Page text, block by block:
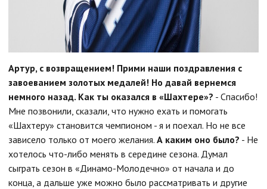
Артур, с возвращением! Прими наши поздравления с
завоеванием золотых медалей! Но давай вернемся
немного назад. Как ты оказался в «Шахтере»? - Спасибо!
Мне позвонили, сказали, что нужно ехать и помогать
«Шахтеру» становится чемпионом - я и поехал. Но не все
зависело только от моего желания. А каким оно было? - Не
хотелось что-либо менять в середине сезона. Думал
сыграть сезон в «Динамо-Молодечно» от начала и до
конца, а дальше уже можно было рассматривать и другие